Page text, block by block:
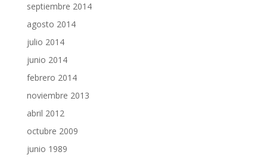
septiembre 2014
agosto 2014
julio 2014
junio 2014
febrero 2014
noviembre 2013
abril 2012
octubre 2009
junio 1989